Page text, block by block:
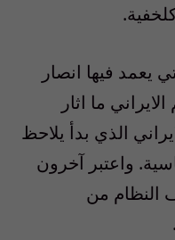
يعمد فيها انصار
ما اثار
الذي بدأ يلاحظ
واعتبر آخرون
النظام من